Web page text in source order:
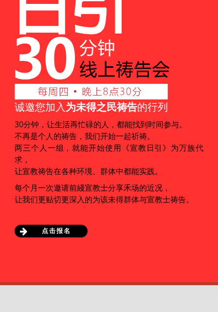
诚邀您加入为未得之民祷告的行列
30分钟，让生活再忙碌的人，都能找到时间参与。
不再是个人的祷告，我们开始一起祈祷。
两三个人一组，就能开始使用《宣教日引》为万族代
求，
让宣教祷告在各种环境、群体中都能实践。
每个月一次邀请前綫宣教士分享禾场的近况，
让我们更贴切更深入的为该未得群体与宣教士祷告。
点击报名